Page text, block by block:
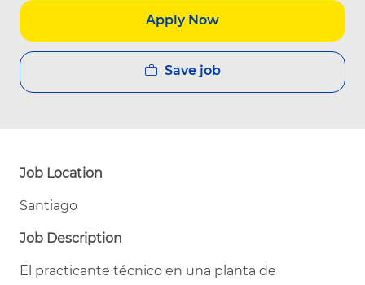
Apply Now
Save job
Job Location
Santiago
Job Description
El practicante técnico en una planta de